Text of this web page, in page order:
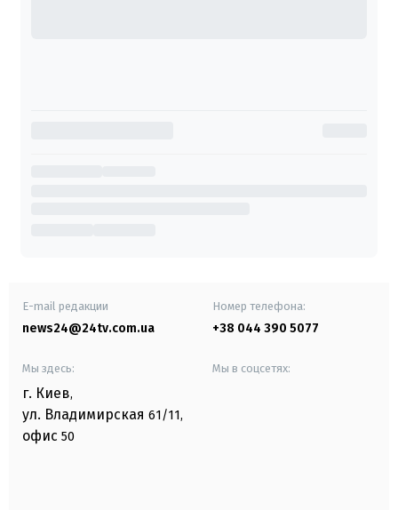
E-mail редакции
news24@24tv.com.ua
Номер телефона:
+38 044 390 5077
Мы здесь:
г. Киев,
ул. Владимирская 61/11,
офис 50
Мы в соцсетях: